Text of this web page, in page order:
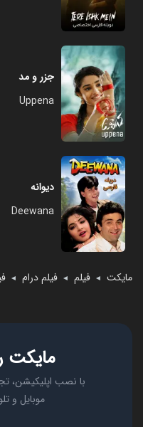
مایکت ◄ فیلم ◄ فیلم درام ◄
جزر و مد
Uppena
دیوانه
Deewana
مایکت
با نصب اپلیکیشن،
موبایل و